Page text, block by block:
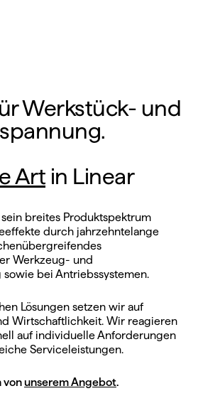
Werkstück- und
Art in Linear
breites Produktspektrum
durch jahrzehntelange
Werkzeug- und
bei Antriebssystemen.
Lösungen setzen wir auf
Wirtschaftlichkeit. Wir reagieren
auf individuelle Anforderungen
Serviceleistungen.
von unserem Angebot.